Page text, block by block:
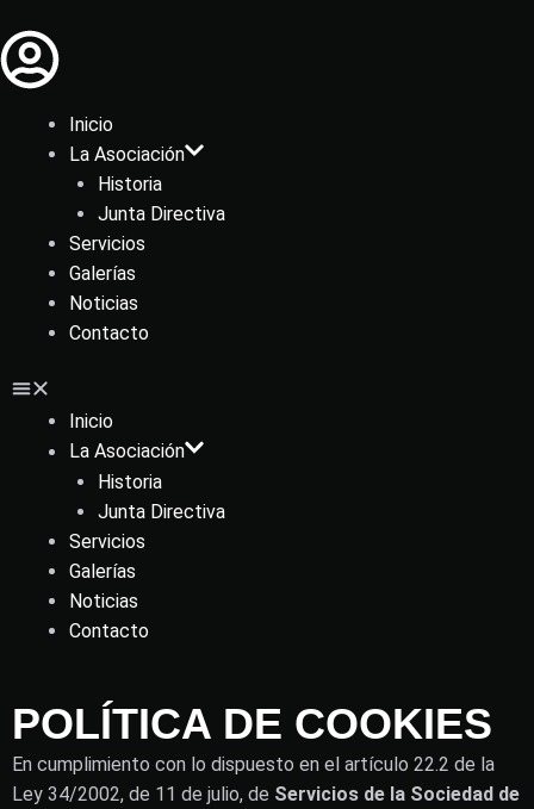
al
contenido
Inicio
La Asociación
Historia
Junta Directiva
Servicios
Galerías
Noticias
Contacto
Inicio
La Asociación
Historia
Junta Directiva
Servicios
Galerías
Noticias
Contacto
POLÍTICA DE COOKIES
En cumplimiento con lo dispuesto en el artículo 22.2 de la
Ley 34/2002, de 11 de julio, de Servicios de la Sociedad de